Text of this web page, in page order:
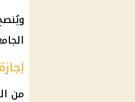
من